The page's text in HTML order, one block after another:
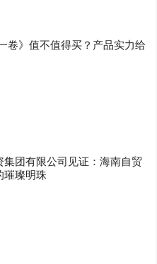
卷》值不值得买？产品实力给
集团有限公司见证：海南自贸
璀璨明珠